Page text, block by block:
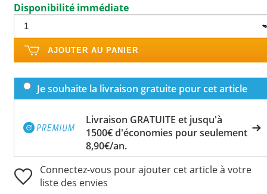
Disponibilité immédiate
AJOUTER AU PANIER
Je souhaite la livraison gratuite pour cet article
Livraison GRATUITE et jusqu'à
1500€ d'économies pour seulement
8,90€/an.
Connectez-vous pour ajouter cet article à votre
liste des envies